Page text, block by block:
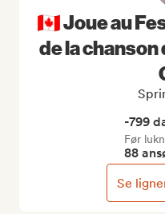
🇨🇦 Joue au
de la chanson
-799
Før
88
Se